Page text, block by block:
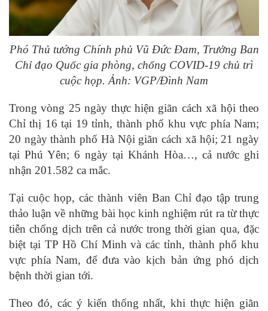
Phó Thủ tướng Chính phủ Vũ Đức Đam, Trưởng Ban
Chỉ đạo Quốc gia phòng, chống COVID-19 chủ trì
cuộc họp. Ảnh: VGP/Đình Nam
Trong vòng 25 ngày thực hiện giãn cách xã hội theo
Chỉ thị 16 tại 19 tỉnh, thành phố khu vực phía Nam;
20 ngày thành phố Hà Nội giãn cách xã hội; 21 ngày
tại Phú Yên; 6 ngày tại Khánh Hòa…, cả nước ghi
nhận 201.582 ca mắc.
Tại cuộc họp, các thành viên Ban Chỉ đạo tập trung
thảo luận về những bài học kinh nghiệm rút ra từ thực
tiễn chống dịch trên cả nước trong thời gian qua, đặc
biệt tại TP Hồ Chí Minh và các tỉnh, thành phố khu
vực phía Nam, để đưa vào kịch bản ứng phó dịch
bệnh thời gian tới.
Theo đó, các ý kiến thống nhất, khi thực hiện giãn